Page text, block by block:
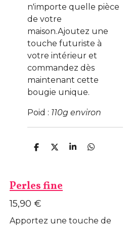
n'importe quelle pièce
de votre
maison.Ajoutez une
touche futuriste à
votre intérieur et
commandez dès
maintenant cette
bougie unique.
Poid : 110g environ
P
a
g
e
r
P
a
g
P
P
Perles fine
15,90 €
Apportez une touche de